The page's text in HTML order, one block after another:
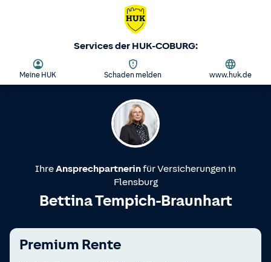
Services der HUK-COBURG:
Meine HUK Schaden melden www.huk.de
IhreAnsprechpartnerinfür Versicherungen in
Flensburg
Bettina Tempich-Braunhart
Premium Rente